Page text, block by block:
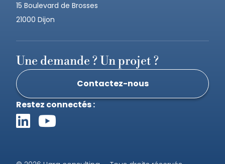
15 Boulevard de Brosses
21000 Dijon
Restez connectés :
Une demande ? Un projet ?
Contactez-nous